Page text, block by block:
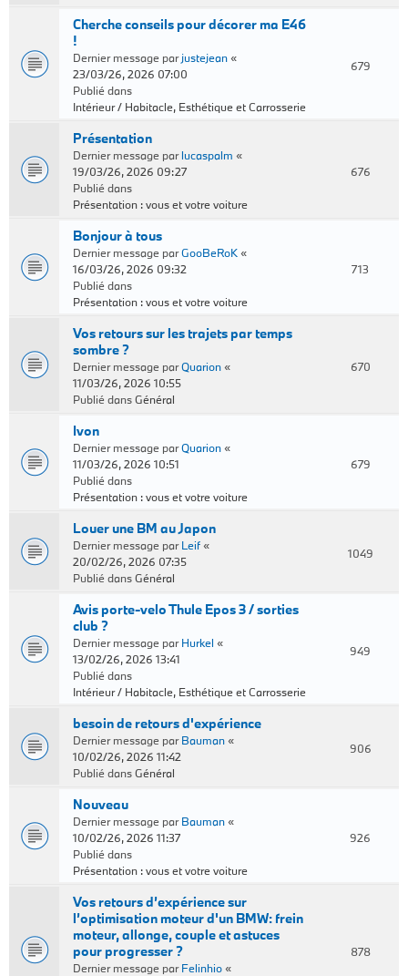
Cherche conseils pour décorer ma E46
!
Dernier message parjustejean«
23/03/26, 2026 07:00
Publié dans
Intérieur / Habitacle, Esthétique et Carrosserie
679
Présentation
Dernier message parlucaspalm «
19/03/26, 2026 09:27
Publié dans
Présentation : vous et votre voiture
676
Bonjour à tous
Dernier message parGooBeRoK«
16/03/26, 2026 09:32
Publié dans
Présentation : vous et votre voiture
713
Vos retours sur les trajets par temps
sombre ?
Dernier message parQuarion«
11/03/26, 2026 10:55
Publié dansGénéral
670
Ivon
Dernier message parQuarion«
11/03/26, 2026 10:51
Publié dans
Présentation : vous et votre voiture
679
Louer une BM au Japon
Dernier message parLeif«
20/02/26, 2026 07:35
Publié dansGénéral
1049
Avis porte-velo Thule Epos 3 / sorties
club ?
Dernier message parHurkel «
13/02/26, 2026 13:41
Publié dans
Intérieur / Habitacle, Esthétique et Carrosserie
949
besoin de retours d'expérience
Dernier message parBauman«
10/02/26, 2026 11:42
Publié dansGénéral
906
Nouveau
Dernier message parBauman«
10/02/26, 2026 11:37
Publié dans
Présentation : vous et votre voiture
926
Vos retours d’expérience sur
l’optimisation moteur d'un BMW: frein
moteur, allonge, couple et astuces
pour progresser ?
Dernier message parFelinhio«
878